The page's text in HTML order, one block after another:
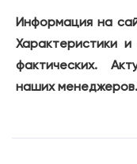
Информация на
Характеристики
фактических.
наших менеджеров.